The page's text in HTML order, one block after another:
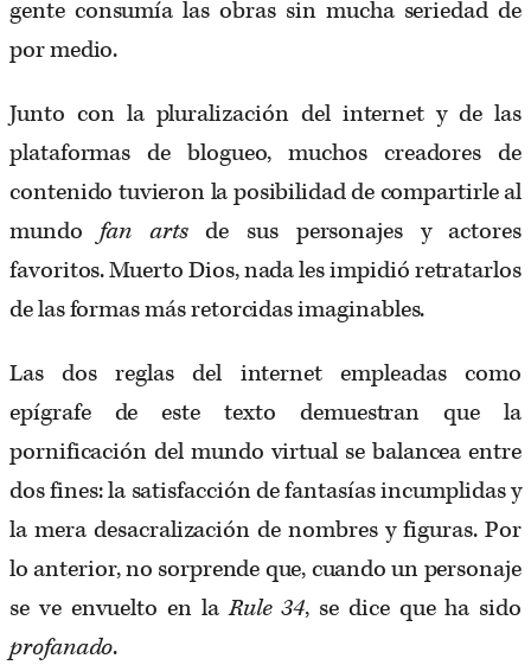
gente consumía las obras sin mucha seriedad de
por medio.
Junto con la pluralización del internet y de las
plataformas de blogueo, muchos creadores de
contenido tuvieron la posibilidad de compartirle al
mundofan artsde sus personajes y actores
favoritos. Muerto Dios, nada les impidió retratarlos
de las formas más retorcidas imaginables.
Las dos reglas del internet empleadas como
epígrafe de este texto demuestran que la
pornificación del mundo virtual se balancea entre
dos fines: la satisfacción de fantasías incumplidas y
la mera desacralización de nombres y figuras. Por
lo anterior, no sorprende que, cuando un personaje
se ve envuelto en laRule 34, se dice que ha sido
profanado.